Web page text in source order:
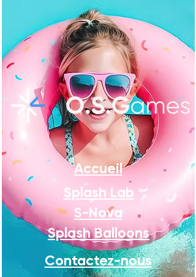
Accueil
Splash Lab
S-Nova
Splash Balloons
Contactez-nous